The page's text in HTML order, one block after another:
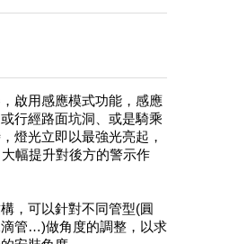
啟用感應模式功能，感應
行經路面坑洞、或是騎乘
燈光立即以最強光亮起，
幅提升對後方的警示作
，可以針對不同管型(圓
管…)做角度的調整，以求